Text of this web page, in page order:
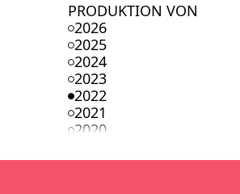
PRODUKTION VON
2026
2025
2024
2023
2022
2021
2020
2018